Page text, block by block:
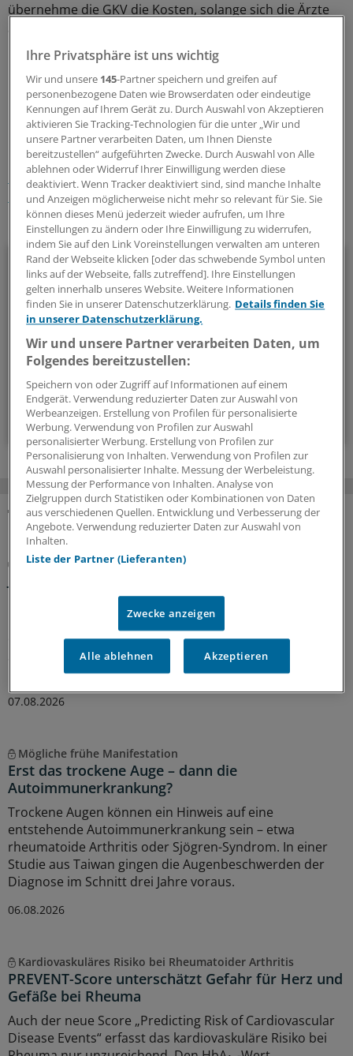
übernehme die GKV die Kosten, solange sich die Ärzte
an die Leitlinien halten.
Weitere Infos gibt es im Internet: www.rheumanet.org
0
Schlagworte:
Rheuma Allgemeinmedizin Innere Medizin
Geschlechtskrankheiten
Ihr Newsletter zum Thema
Rheumatologie
Das Wichtigste zu Skelett- und Weichteilerkrankungen
zusammengefasst: Das bietet unser Newsletter zum Thema
Rheumatologie.
alle 2 Wochen (Dienstag)
Zum Abonnieren bitte anmelden
MEHR ZUM THEMA
Oft spät diagnostiziert und verzögert behandelt
können Rheuma bekommen
Es geschieht äußerst selten, trotzdem können sich
entzündlich-rheumatische Erkrankungen auch bei
Säuglingen manifestieren. Dabei ist besonders an
monogenetische Krankheitsbilder zu denken.
07.08.2026
Mögliche frühe Manifestation
Erst das trockene Auge – dann die
Autoimmunerkrankung?
Trockene Augen können ein Hinweis auf eine
entstehende Autoimmunerkrankung sein – etwa
rheumatoide Arthritis oder Sjögren-Syndrom. In einer
Studie aus Taiwan gingen die Augenbeschwerden der
Diagnose im Schnitt drei Jahre voraus.
06.08.2026
Kardiovaskuläres Risiko bei Rheumatoider Arthritis
PREVENT-Score unterschätzt Gefahr für Herz und
Gefäße bei Rheuma
Auch der neue Score „Predicting Risk of Cardiovascular
Disease Events“ erfasst das kardiovaskuläre Risiko bei
Ihre Privatsphäre ist uns wichtig
Wir und unsere 145-Partner speichern und greifen auf
personenbezogene Daten wie Browserdaten oder eindeutige
Kennungen auf Ihrem Gerät zu. Durch Auswahl von Akzeptieren
aktivieren Sie Tracking-Technologien für die unter „Wir und
unsere Partner verarbeiten Daten, um Ihnen Dienste
bereitzustellen“ aufgeführten Zwecke. Durch Auswahl von Alle
ablehnen oder Widerruf Ihrer Einwilligung werden diese
deaktiviert. Wenn Tracker deaktiviert sind, sind manche Inhalte
und Anzeigen möglicherweise nicht mehr so relevant für Sie. Sie
können dieses Menü jederzeit wieder aufrufen, um Ihre
Einstellungen zu ändern oder Ihre Einwilligung zu widerrufen,
indem Sie auf den Link Voreinstellungen verwalten am unteren
Rand der Webseite klicken [oder das schwebende Symbol unten
links auf der Webseite, falls zutreffend]. Ihre Einstellungen
gelten innerhalb unseres Website. Weitere Informationen
finden Sie in unserer Datenschutzerklärung. Details finden Sie
in unserer Datenschutzerklärung.
Wir und unsere Partner verarbeiten Daten, um
Folgendes bereitzustellen:
Speichern von oder Zugriff auf Informationen auf einem
Endgerät. Verwendung reduzierter Daten zur Auswahl von
Werbeanzeigen. Erstellung von Profilen für personalisierte
Werbung. Verwendung von Profilen zur Auswahl
personalisierter Werbung. Erstellung von Profilen zur
Personalisierung von Inhalten. Verwendung von Profilen zur
Auswahl personalisierter Inhalte. Messung der Werbeleistung.
Messung der Performance von Inhalten. Analyse von
Zielgruppen durch Statistiken oder Kombinationen von Daten
aus verschiedenen Quellen. Entwicklung und Verbesserung der
Angebote. Verwendung reduzierter Daten zur Auswahl von
Inhalten.
Liste der Partner (Lieferanten)
Zwecke anzeigen
Alle ablehnen Akzeptieren